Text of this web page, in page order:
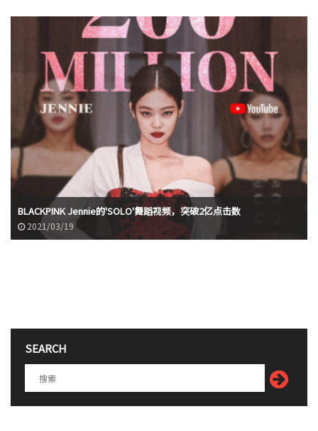
BLACKPINK Jennie的'SOLO'舞蹈视频，突破2亿点击数
2021/03/19
SEARCH